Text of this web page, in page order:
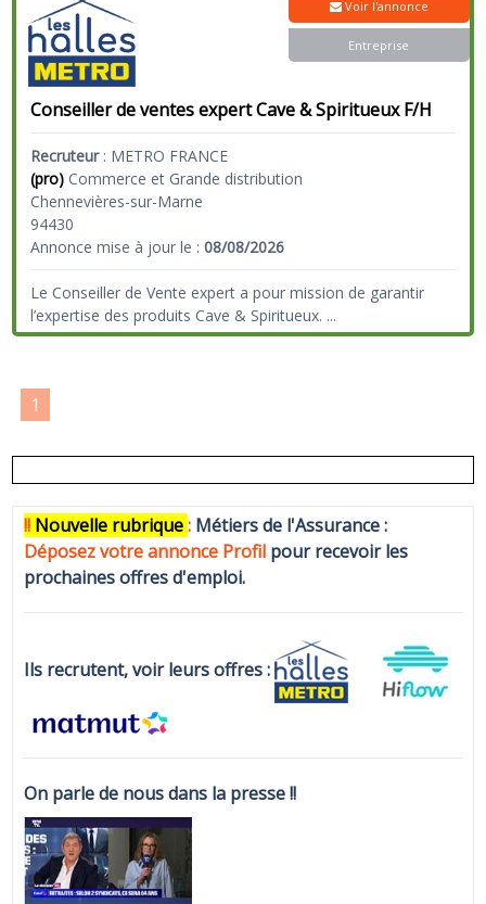
Conseiller de ventes expert Cave & Spiritueux F/H
Recruteur: METRO FRANCE
(pro) Commerce et Grande distribution
Chennevières-sur-Marne
94430
Annonce mise à jour le :08/08/2026
Le Conseiller de Vente expert a pour mission de garantir
l’expertise des produits Cave & Spiritueux. ...
Voir l'annonce
Entreprise
1
!! Nouvelle rubrique: Métiers de l'Assurance :
Déposez votre annonce Profil pour recevoir les
prochaines offres d'emploi.
Ils recrutent, voir leurs offres :
On parle de nous dans la presse !!